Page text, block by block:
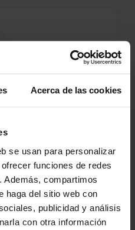
Acerca de las cookies
se usan para personalizar
funciones de redes
Además, compartimos
haga del sitio web con
publicidad y análisis
con otra información
Obtén